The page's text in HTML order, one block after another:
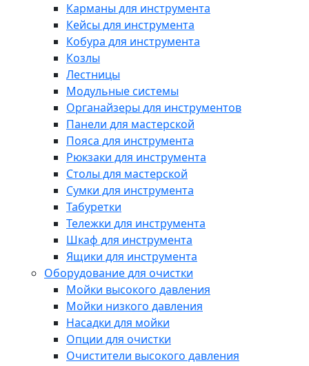
Карманы для инструмента
Кейсы для инструмента
Кобура для инструмента
Козлы
Лестницы
Модульные системы
Органайзеры для инструментов
Панели для мастерской
Пояса для инструмента
Рюкзаки для инструмента
Столы для мастерской
Сумки для инструмента
Табуретки
Тележки для инструмента
Шкаф для инструмента
Ящики для инструмента
Оборудование для очистки
Мойки высокого давления
Мойки низкого давления
Насадки для мойки
Опции для очистки
Очистители высокого давления